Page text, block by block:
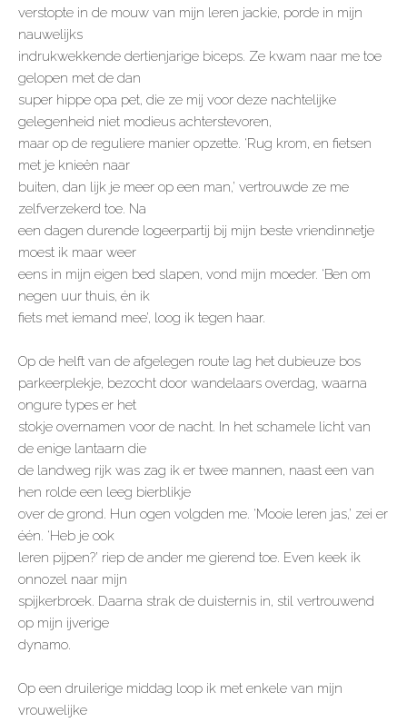
verstopte in de mouw van mijn leren jackie, porde in mijn
nauwelijks
indrukwekkende dertienjarige biceps. Ze kwam naar me toe
gelopen met de dan
super hippe opa pet, die ze mij voor deze nachtelijke
gelegenheid niet modieus achterstevoren,
maar op de reguliere manier opzette. ‘Rug krom, en fietsen
met je knieën naar
buiten, dan lijk je meer op een man,’ vertrouwde ze me
zelfverzekerd toe. Na
een dagen durende logeerpartij bij mijn beste vriendinnetje
moest ik maar weer
eens in mijn eigen bed slapen, vond mijn moeder. ‘Ben om
negen uur thuis, én ik
fiets met iemand mee’, loog ik tegen haar.
Op de helft van de afgelegen route lag het dubieuze bos
parkeerplekje, bezocht door wandelaars overdag, waarna
ongure types er het
stokje overnamen voor de nacht. In het schamele licht van
de enige lantaarn die
de landweg rijk was zag ik er twee mannen, naast een van
hen rolde een leeg bierblikje
over de grond. Hun ogen volgden me. ‘Mooie leren jas,’ zei er
één. ‘Heb je ook
leren pijpen?’ riep de ander me gierend toe. Even keek ik
onnozel naar mijn
spijkerbroek. Daarna strak de duisternis in, stil vertrouwend
op mijn ijverige
dynamo.
Op een druilerige middag loop ik met enkele van mijn
vrouwelijke